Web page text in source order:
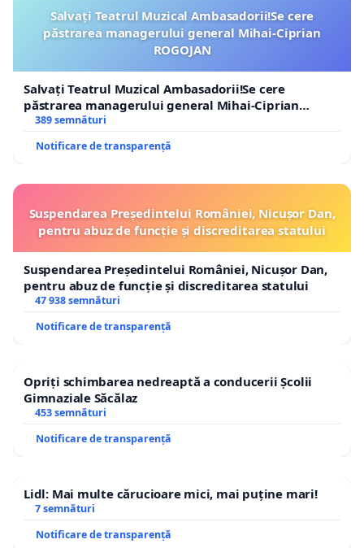
Salvați Teatrul Muzical Ambasadorii!Se cere
păstrarea managerului general Mihai-Ciprian
ROGOJAN
Salvați Teatrul Muzical Ambasadorii!Se cere
păstrarea managerului general Mihai-Ciprian
ROGOJAN
389 semnături
Notificare de transparență
Suspendarea Președintelui României, Nicușor Dan,
pentru abuz de funcție și discreditarea statului
Suspendarea Președintelui României, Nicușor Dan,
pentru abuz de funcție și discreditarea statului
47 938 semnături
Notificare de transparență
Opriți schimbarea nedreaptă a conducerii Școlii
Gimnaziale Săcălaz
453 semnături
Notificare de transparență
Lidl: Mai multe cărucioare mici, mai puține mari!
7 semnături
Notificare de transparență